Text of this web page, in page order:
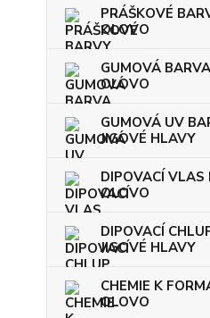
PRÁŠKOVÉ
OLOVO
GUMOVÁ
OLOVO
GUMOVÁ UV
JIGOVÉ HLAVY
DIPOVACÍ VLAS
OLOVO
DIPOVACÍ
JIGOVÉ HLAVY
CHEMIE K
OLOVO